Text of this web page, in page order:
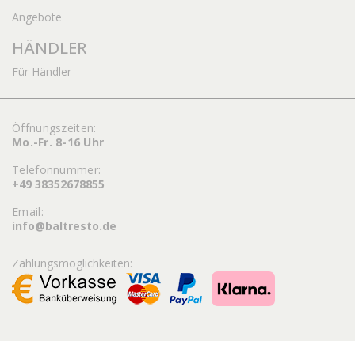
Angebote
HÄNDLER
Für Händler
Öffnungszeiten:
Mo.-Fr. 8-16 Uhr
Telefonnummer:
+49 38352678855
Email:
info@baltresto.de
Zahlungsmöglichkeiten: